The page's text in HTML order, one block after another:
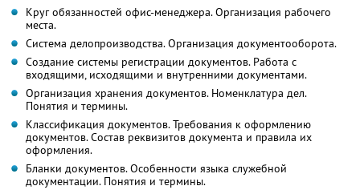
Круг обязанностей офис-менеджера. Организация рабочего
места.
Система делопроизводства. Организация документооборота.
Создание системы регистрации документов. Работа с
входящими, исходящими и внутренними документами.
Организация хранения документов. Номенклатура дел.
Понятия и термины.
Классификация документов. Требования к оформлению
документов. Состав реквизитов документа и правила их
оформления.
Бланки документов. Особенности языка служебной
документации. Понятия и термины.